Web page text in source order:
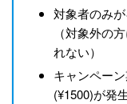
対象者のみ
（対象外の
れない）
キャンペー
(¥1500)が発